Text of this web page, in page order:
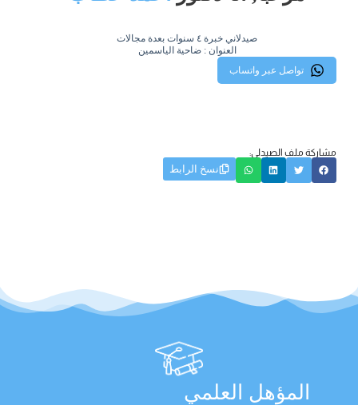
صيدلاني خبرة ٤ سنوات بعدة مجالات
العنوان : ضاحية الياسمين
تواصل عبر واتساب
مشاركة ملف الصيدلي:
نسخ الرابط
المؤهل العلمي